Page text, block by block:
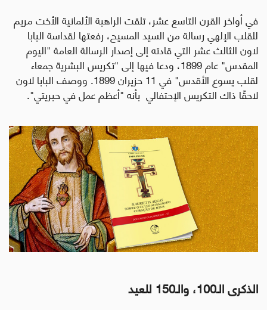
في أواخر القرن التاسع عشر، تلقت الراهبة الألمانية الأخت مريم
للقلب الإلهي رسالة من السيد المسيح، رفعتها لقداسة البابا
لاون الثالث عشر التي قادته إلى إصدار الرسالة العامة "اليوم
المقدس" عام 1899، ودعا فيها إلى "تكريس البشرية جمعاء
لقلب يسوع الأقدس" في 11 حزيران 1899 . ووصف البابا لاون
لاحقًا ذاك التكريس الإحتفالي بأنه "أعظم عمل في حبريتي".
الذكرى الـ100، والـ150 للعيد